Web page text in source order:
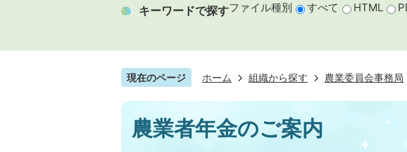
キーワードで探すファイル種別 すべて HTML
現在のページ ホーム 組織から探す 農業委員会事務局
農業者年金のご案内